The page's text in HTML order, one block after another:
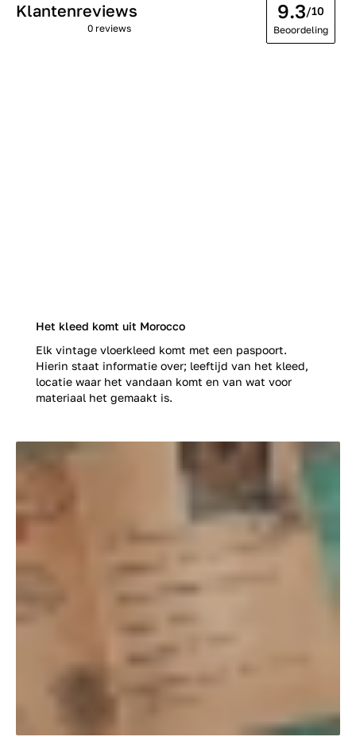
Het kleed komt uit Morocco
Elk vintage vloerkleed komt met een paspoort.
Hierin staat informatie over; leeftijd van het kleed,
locatie waar het vandaan komt en van wat voor
materiaal het gemaakt is.
Klantenreviews
0 reviews
9.3/10
Beoordeling